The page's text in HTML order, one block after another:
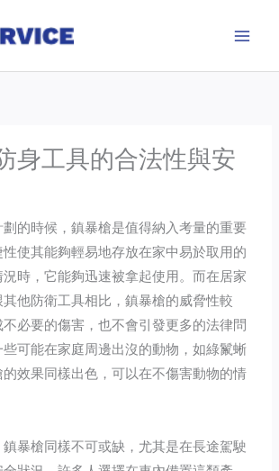
身工具的合法性與安
的時候，鎮暴槍是值得納入考量的重要
使其能夠輕易地存放在家中易於取用的
時，它能夠迅速被拿起使用。而在居家
他防衛工具相比，鎮暴槍的威脅性較
必要的傷害，也不會引發更多的法律問
可能在家庭周邊出沒的動物，如綠鬣蜥
效果同樣出色，可以在不傷害動物的情
暴槍同樣不可或缺，尤其是在長途駕駛